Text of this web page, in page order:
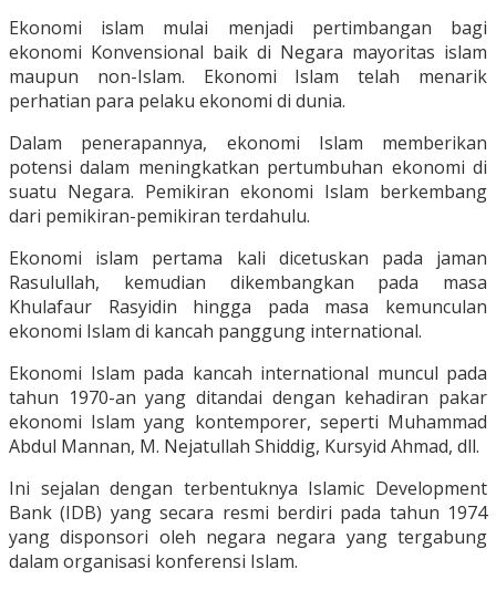
Ekonomi islam mulai menjadi pertimbangan bagi
ekonomi Konvensional baik di Negara mayoritas islam
maupun non-Islam. Ekonomi Islam telah menarik
perhatian para pelaku ekonomi di dunia.
Dalam penerapannya, ekonomi Islam memberikan
potensi dalam meningkatkan pertumbuhan ekonomi di
suatu Negara. Pemikiran ekonomi Islam berkembang
dari pemikiran-pemikiran terdahulu.
Ekonomi islam pertama kali dicetuskan pada jaman
Rasulullah, kemudian dikembangkan pada masa
Khulafaur Rasyidin hingga pada masa kemunculan
ekonomi Islam di kancah panggung international.
Ekonomi Islam pada kancah international muncul pada
tahun 1970-an yang ditandai dengan kehadiran pakar
ekonomi Islam yang kontemporer, seperti Muhammad
Abdul Mannan, M. Nejatullah Shiddig, Kursyid Ahmad, dll.
Ini sejalan dengan terbentuknya Islamic Development
Bank (IDB) yang secara resmi berdiri pada tahun 1974
yang disponsori oleh negara negara yang tergabung
dalam organisasi konferensi Islam.